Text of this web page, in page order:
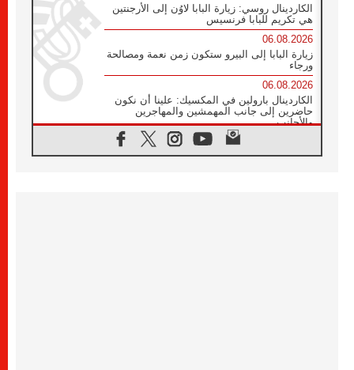
الكاردينال روسي: زيارة البابا لاوُن إلى الأرجنتين
هي تكريم للبابا فرنسيس
06.08.2026
زيارة البابا إلى البيرو ستكون زمن نعمة ومصالحة
ورجاء
06.08.2026
الكاردينال بارولين في المكسيك: علينا أن نكون
حاضرين إلى جانب المهمشين والمهاجرين
والأجانب
البابا لاوُن الرابع عشر للشباب في أسيزي: